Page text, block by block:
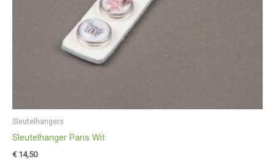
Sleutelhangers
Sleutelhanger Paris Wit
€14,50